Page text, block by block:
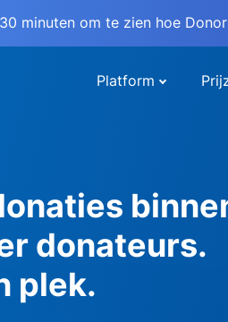
minuten om te zien hoe
Platform
donateurs.
plek.